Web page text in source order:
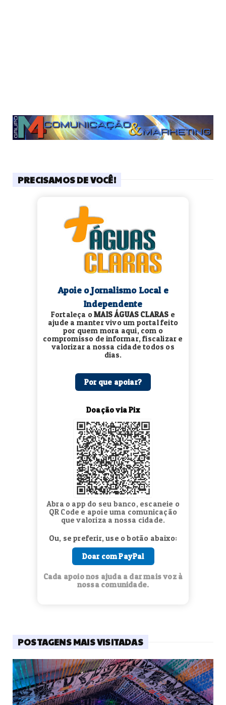
PRECISAMOS DE VOCÊ!
Apoie o Jornalismo Local e
Independente
Fortaleça oMAIS ÁGUAS CLARAS e
ajude a manter vivo um portal feito
por quem mora aqui, com o
compromisso de informar, fiscalizar e
valorizar a nossa cidade todos os
dias.
Por que apoiar?
Doação via Pix
Abra o app do seu banco, escaneie o
QR Code e apoie uma comunicação
que valoriza a nossa cidade.
Ou, se preferir, use o botão abaixo:
Doar com PayPal
Cada apoio nos ajuda a dar mais voz à
nossa comunidade.
POSTAGENS MAIS VISITADAS